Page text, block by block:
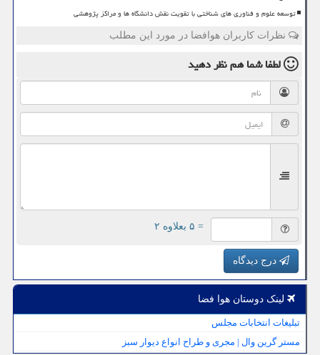
توسعه علوم و فناوری های شناختی با تقویت نقش دانشگاه ها و مراکز پژوهشی
نظرات کاربران هوافضا در مورد این مطلب
لطفا شما همنظر دهید
= ۵ بعلاوه ۲
درج دیدگاه
لینک دوستان هوا فضا
تبلیغات انتخابات مجلس
مستر گرین وال | مجری و طراح انواع دیوار سبز